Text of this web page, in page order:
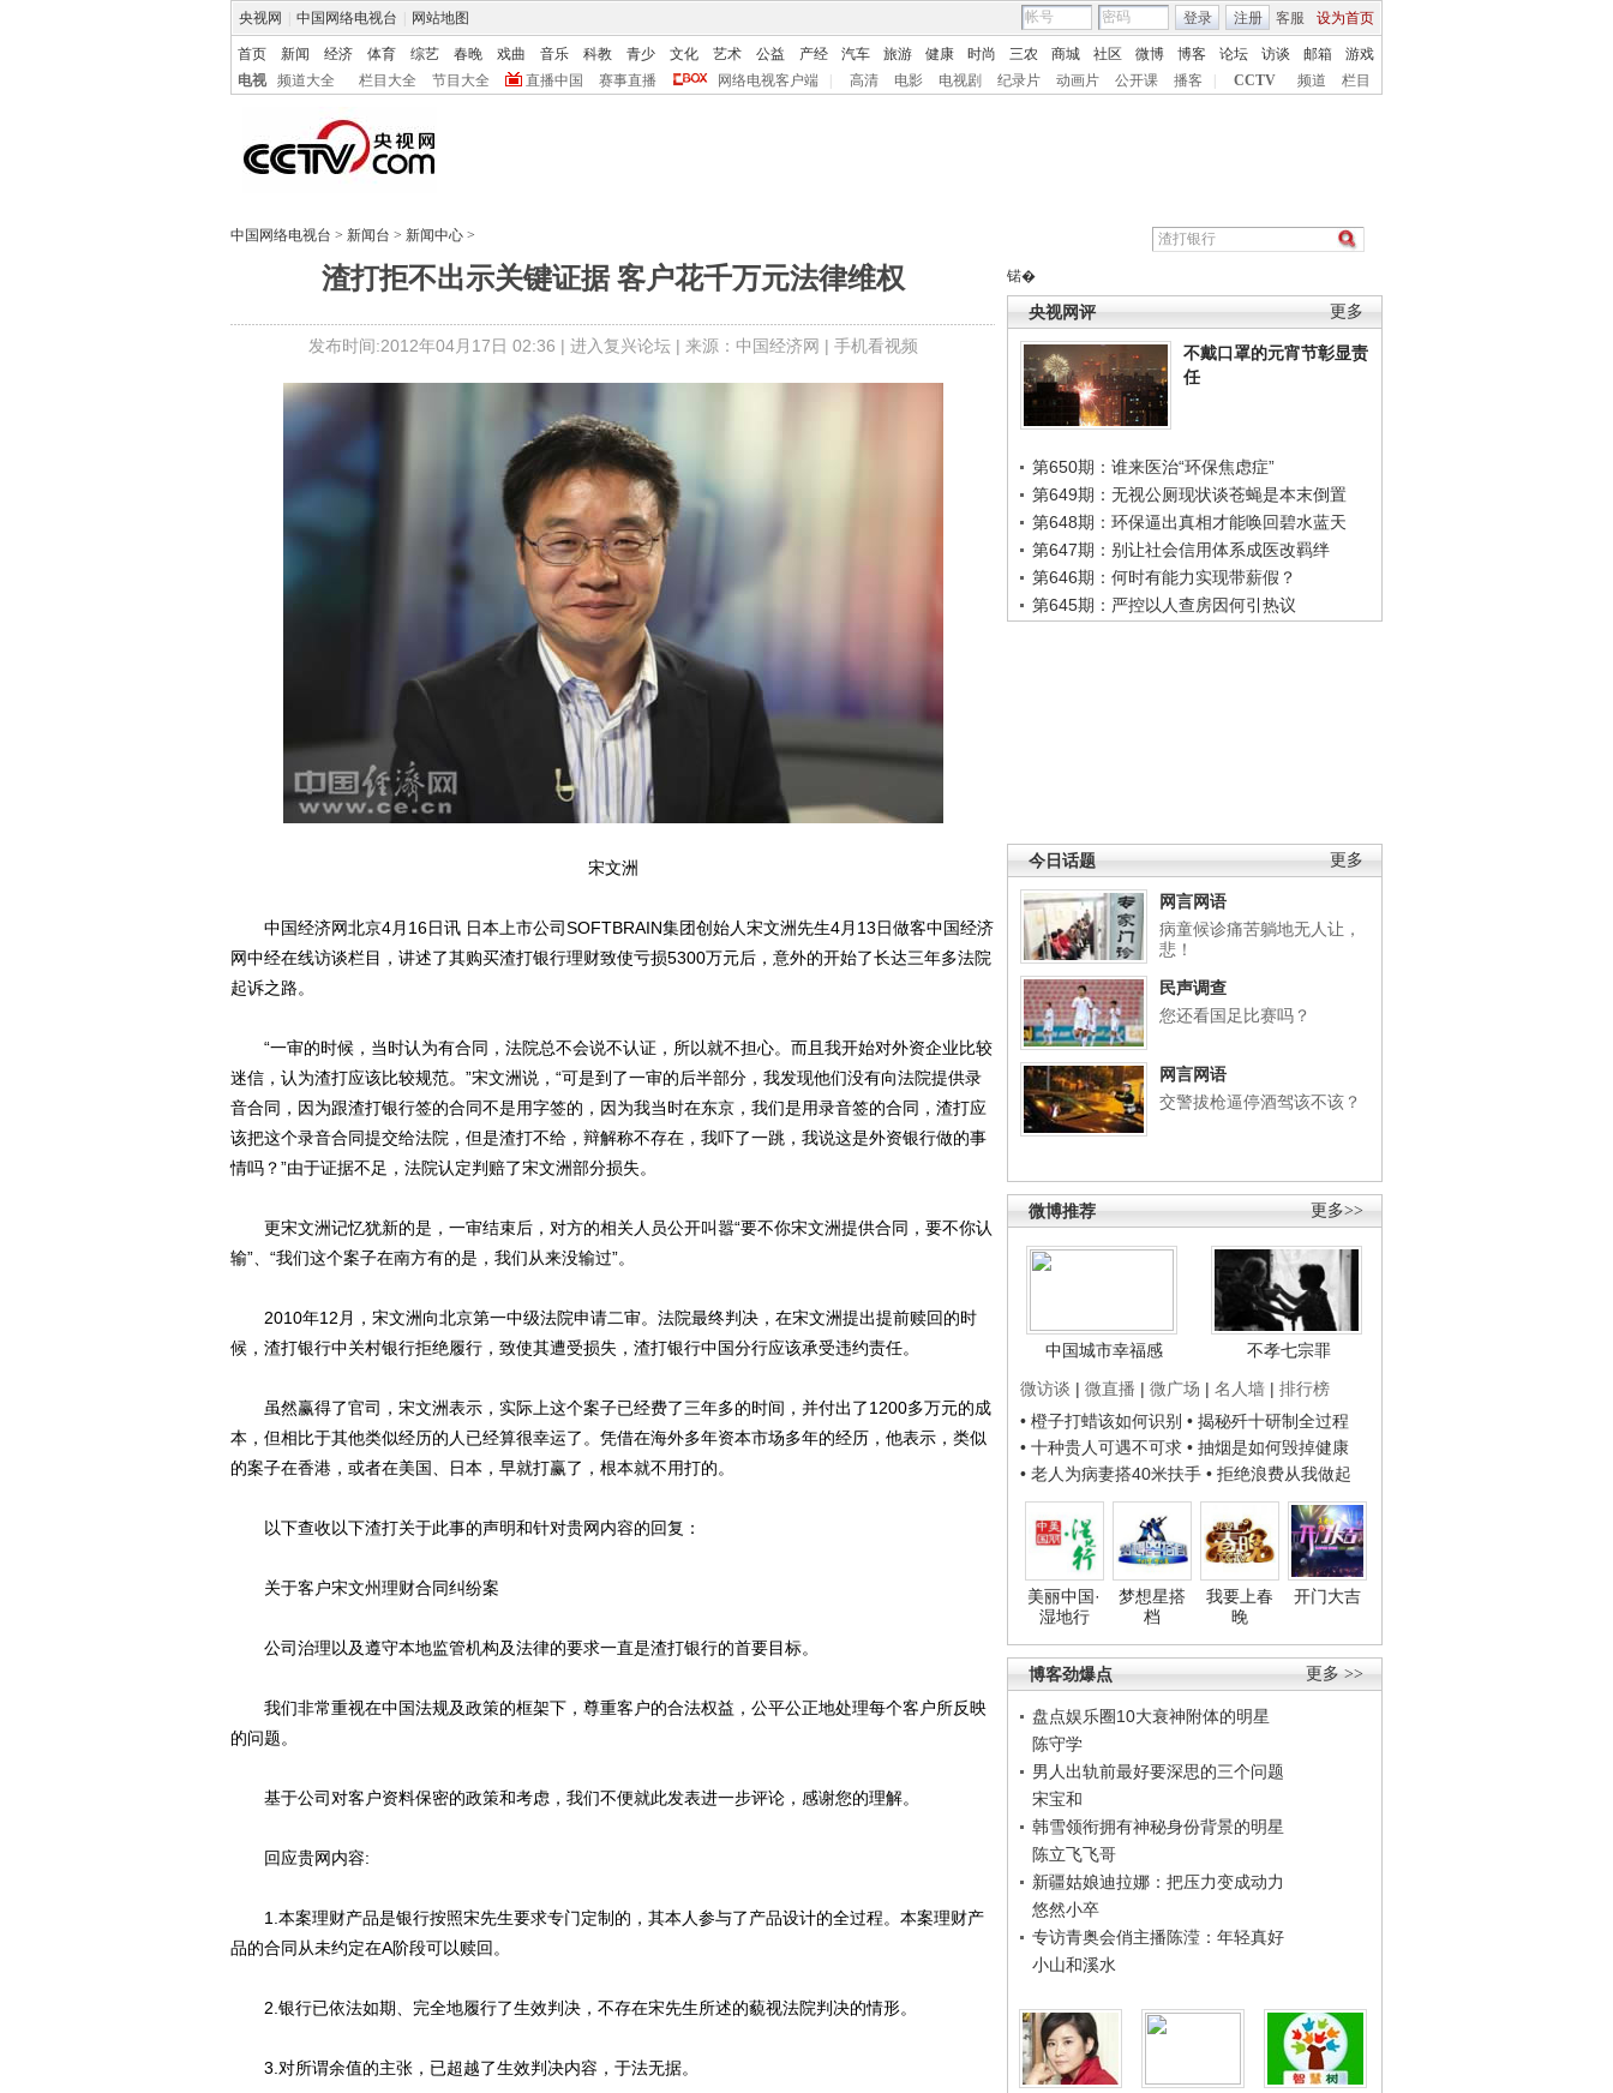
央视网 中国网络电视台 网站地图 客服 设为首页
登录 注册
首页 新闻 经济 体育 综艺 春晚 戏曲 音乐 科教 青少 文化 艺术 公益 产经 汽车 旅游 健康 时尚 三农 商城 社区 微博 博客 论坛 访谈 邮箱
游戏
电视
频道大全 栏目大全 节目大全 直播中国 赛事直播 网络电视客户端 高清 电影 电视剧 纪录片 动画片 公开课 播客 CCTV 频道 栏目
中国网络电视台 > 新闻台 > 新闻中心 >
渣打拒不出示关键证据 客户花千万元法律维权
发布时间:2012年04月17日 02:36 | 进入复兴论坛| 来源：中国经济网 | 手机看视频
锘�
更多
央视网评
不戴口罩的元宵节彰显责
任
第650期：谁来医治“环保焦虑症”
第649期：无视公厕现状谈苍蝇是本末倒置
第648期：环保逼出真相才能唤回碧水蓝天
第647期：别让社会信用体系成医改羁绊
第646期：何时有能力实现带薪假？
第645期：严控以人查房因何引热议
更多
今日话题
网言网语
病童候诊痛苦躺地无人让，
悲！
民声调查
您还看国足比赛吗？
网言网语
交警拔枪逼停酒驾该不该？
更多>>
微博推荐
中国城市幸福感
不孝七宗罪
微访谈 | 微直播 | 微广场 | 名人墙 | 排行榜
• 橙子打蜡该如何识别 • 揭秘歼十研制全过程
• 十种贵人可遇不可求 • 抽烟是如何毁掉健康
• 老人为病妻搭40米扶手 • 拒绝浪费从我做起
美丽中国·
湿地行
梦想星搭
档
我要上春
晚
开门大吉
更多 >>
博客劲爆点
盘点娱乐圈10大衰神附体的明星
陈守学
男人出轨前最好要深思的三个问题
宋宝和
韩雪领衔拥有神秘身份背景的明星
陈立飞飞哥
新疆姑娘迪拉娜：把压力变成动力
悠然小卒
专访青奥会俏主播陈滢：年轻真好
小山和溪水
宋文洲
中国经济网北京4月16日讯 日本上市公司SOFTBRAIN集团创始人宋文洲先生4月13日做客中国经济
网中经在线访谈栏目，讲述了其购买渣打银行理财致使亏损5300万元后，意外的开始了长达三年多法院
起诉之路。
“一审的时候，当时认为有合同，法院总不会说不认证，所以就不担心。而且我开始对外资企业比较
迷信，认为渣打应该比较规范。”宋文洲说，“可是到了一审的后半部分，我发现他们没有向法院提供录
音合同，因为跟渣打银行签的合同不是用字签的，因为我当时在东京，我们是用录音签的合同，渣打应
该把这个录音合同提交给法院，但是渣打不给，辩解称不存在，我吓了一跳，我说这是外资银行做的事
情吗？”由于证据不足，法院认定判赔了宋文洲部分损失。
更宋文洲记忆犹新的是，一审结束后，对方的相关人员公开叫嚣“要不你宋文洲提供合同，要不你认
输”、“我们这个案子在南方有的是，我们从来没输过”。
2010年12月，宋文洲向北京第一中级法院申请二审。法院最终判决，在宋文洲提出提前赎回的时
候，渣打银行中关村银行拒绝履行，致使其遭受损失，渣打银行中国分行应该承受违约责任。
虽然赢得了官司，宋文洲表示，实际上这个案子已经费了三年多的时间，并付出了1200多万元的成
本，但相比于其他类似经历的人已经算很幸运了。凭借在海外多年资本市场多年的经历，他表示，类似
的案子在香港，或者在美国、日本，早就打赢了，根本就不用打的。
以下查收以下渣打关于此事的声明和针对贵网内容的回复：
关于客户宋文州理财合同纠纷案
公司治理以及遵守本地监管机构及法律的要求一直是渣打银行的首要目标。
我们非常重视在中国法规及政策的框架下，尊重客户的合法权益，公平公正地处理每个客户所反映
的问题。
基于公司对客户资料保密的政策和考虑，我们不便就此发表进一步评论，感谢您的理解。
回应贵网内容:
1.本案理财产品是银行按照宋先生要求专门定制的，其本人参与了产品设计的全过程。本案理财产
品的合同从未约定在A阶段可以赎回。
2.银行已依法如期、完全地履行了生效判决，不存在宋先生所述的藐视法院判决的情形。
3.对所谓余值的主张，已超越了生效判决内容，于法无据。